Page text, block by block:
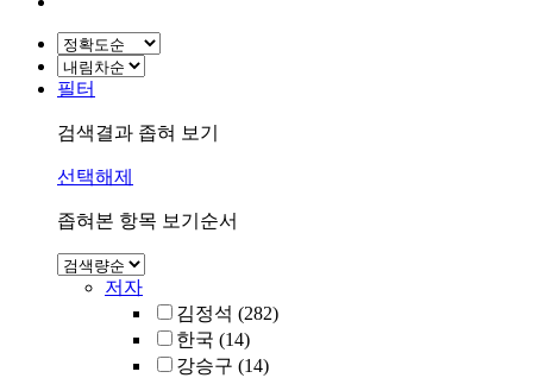
필터
검색결과 좁혀 보기
선택해제
좁혀본 항목 보기순서
저자
김정석 (282)
한국 (14)
강승구 (14)